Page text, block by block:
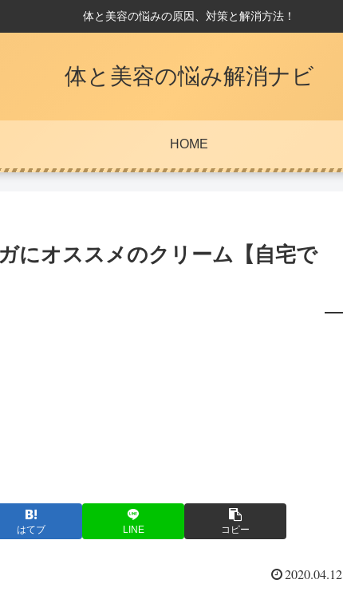
体と美容の悩みの原因、対策と解消方法！
体と美容の悩み解消ナビ
HOME
にオススメのクリーム【自宅で
はてブ LINE コピー
2020.04.12